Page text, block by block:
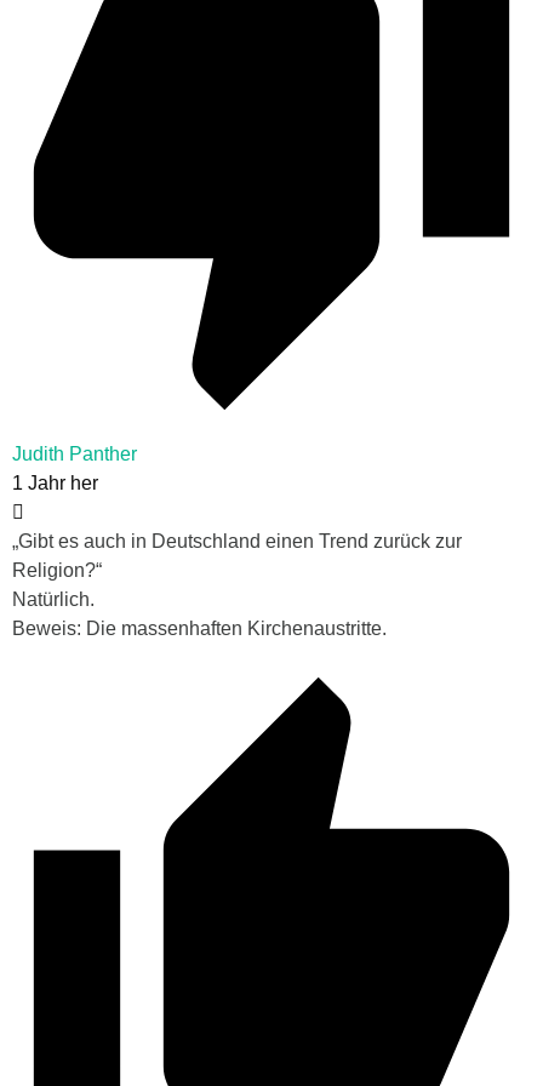
Judith Panther
1 Jahr her
„Gibt es auch in Deutschland einen Trend zurück zur
Religion?“
Natürlich.
Beweis: Die massenhaften Kirchenaustritte.